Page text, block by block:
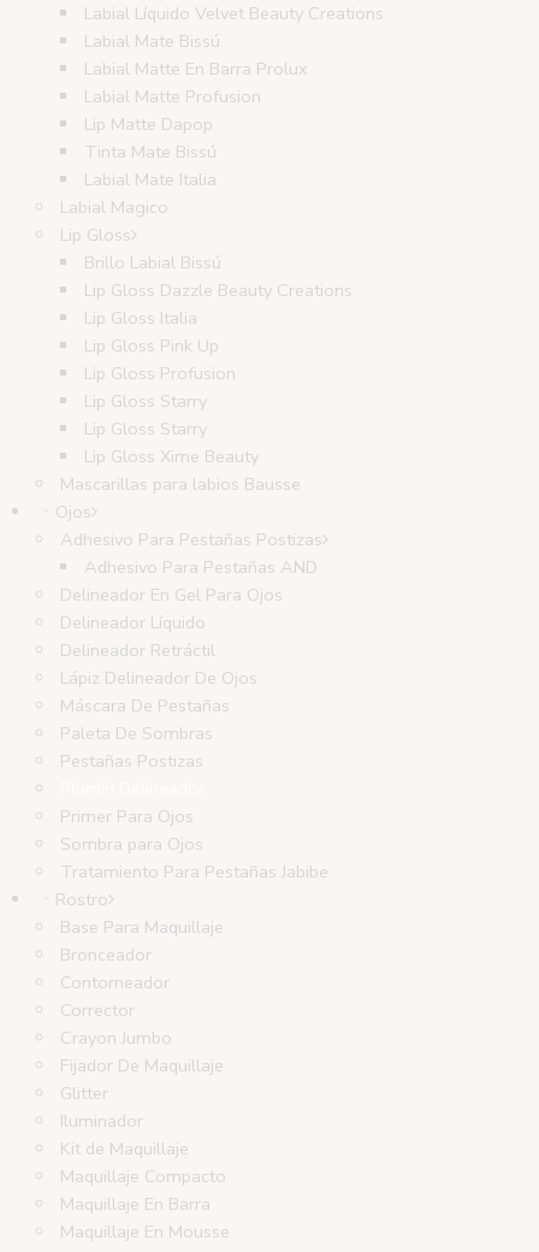
Labial Líquido Velvet Beauty Creations
Labial Mate Bissú
Labial Matte En Barra Prolux
Labial Matte Profusion
Lip Matte Dapop
Tinta Mate Bissú
Labial Mate Italia
Labial Magico
Lip Gloss
Brillo Labial Bissú
Lip Gloss Dazzle Beauty Creations
Lip Gloss Italia
Lip Gloss Pink Up
Lip Gloss Profusion
Lip Gloss Starry
Lip Gloss Starry
Lip Gloss Xime Beauty
Mascarillas para labios Bausse
Ojos
Adhesivo Para Pestañas Postizas
Adhesivo Para Pestañas AND
Delineador En Gel Para Ojos
Delineador Líquido
Delineador Retráctil
Lápiz Delineador De Ojos
Máscara De Pestañas
Paleta De Sombras
Pestañas Postizas
Primer Para Ojos
Sombra para Ojos
Tratamiento Para Pestañas Jabibe
Rostro
Base Para Maquillaje
Bronceador
Contorneador
Corrector
Crayon Jumbo
Fijador De Maquillaje
Glitter
Iluminador
Kit de Maquillaje
Maquillaje Compacto
Maquillaje En Barra
Maquillaje En Mousse